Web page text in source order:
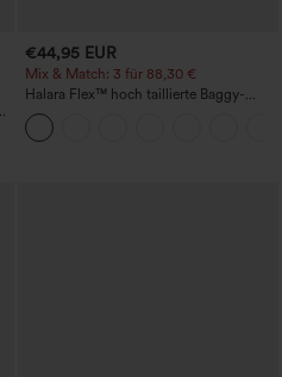
€44,95 EUR
Mix & Match: 3 für 88,30 €
Halara Flex™ hoch taillierte Baggy-
Jeans mit Taschen, weitem Bein,
stonewashed, lässig